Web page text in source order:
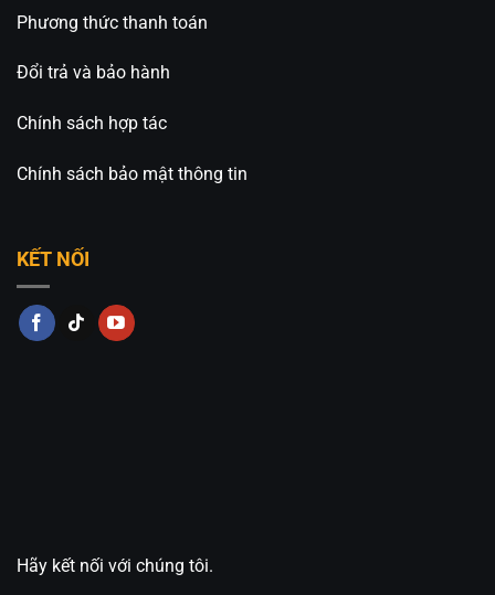
Phương thức thanh toán
Đổi trả và bảo hành
Chính sách hợp tác
Chính sách bảo mật thông tin
KẾT NỐI
Hãy kết nối với chúng tôi.